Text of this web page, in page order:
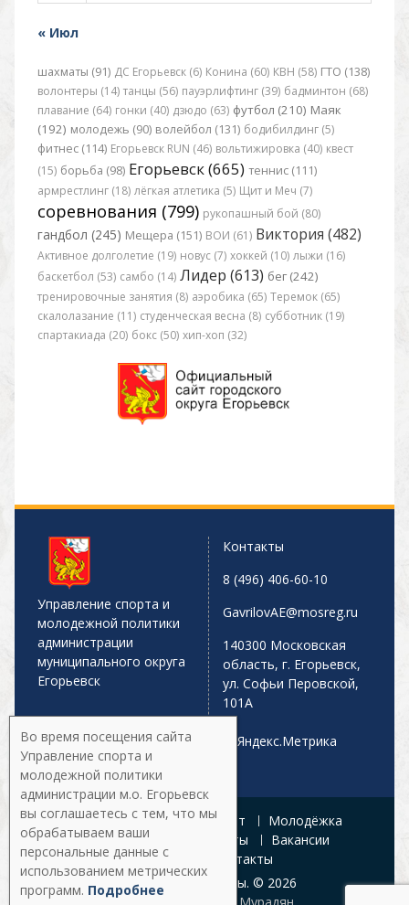
« Июл
шахматы (91) ДС Егорьевск (6) Конина (60) КВН (58) ГТО (138)
волонтеры (14) танцы (56) пауэрлифтинг (39) бадминтон (68)
плавание (64) гонки (40) дзюдо (63) футбол (210) Маяк
(192) молодежь (90) волейбол (131) бодибилдинг (5)
фитнес (114) Егорьевск RUN (46) вольтижировка (40) квест
(15) борьба (98) Егорьевск (665) теннис (111)
армрестлинг (18) лёгкая атлетика (5) Щит и Меч (7)
соревнования (799) рукопашный бой (80)
гандбол (245) Мещера (151) ВОИ (61) Виктория (482)
Активное долголетие (19) новус (7) хоккей (10) лыжи (16)
баскетбол (53) самбо (14) Лидер (613) бег (242)
тренировочные занятия (8) аэробика (65) Теремок (65)
скалолазание (11) студенческая весна (8) субботник (19)
спартакиада (20) бокс (50) хип-хоп (32)
Управление спорта и
молодежной политики
администрации
муниципального округа
Егорьевск
Контакты
8 (496) 406-60-10
GavrilovAE@mosreg.ru
140300 Московская
область, г. Егорьевск,
ул. Софьи Перовской,
101А
Главная Афиша Спорт
Молодёжка
Управление
Документы
Вакансии
Галерея
Контакты
Все права защищены. © 2026
Во время посещения сайта
Управление спорта и
молодежной политики
администрации м.о. Егорьевск
вы соглашаетесь с тем, что мы
обрабатываем ваши
персональные данные с
использованием метрических
программ. Подробнее